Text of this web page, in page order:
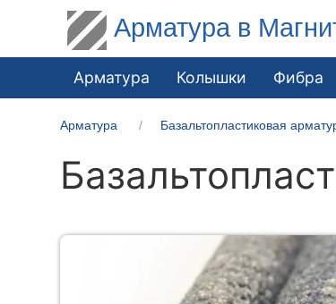
Арматура в
Арматура Колышки Фибра
Арматура Базальтопластиковая